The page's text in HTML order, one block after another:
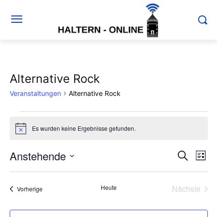
Alternative Rock
Veranstaltungen Alternative Rock
Veranstaltungen
HinweisEs wurden keine Ergebnisse gefunden.
Suche
und
SucheListe
Anstehende
VorherigeVeranstaltungen Heute
Nächste